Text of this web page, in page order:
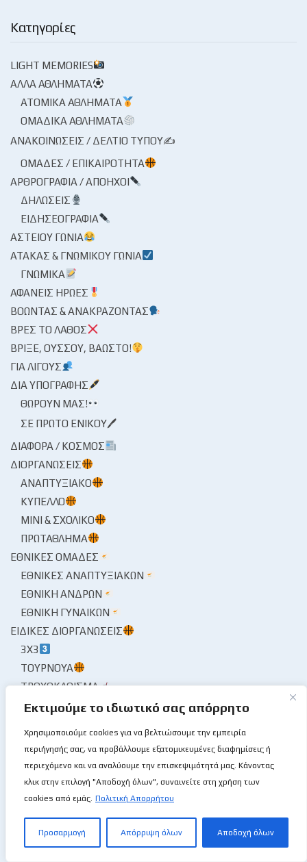
Εκτιμούμε το ιδιωτικό σας απόρρητο
Χρησιμοποιούμε cookies για να βελτιώσουμε την εμπειρία
περιήγησής σας, να προβάλλουμε εξατομικευμένες διαφημίσεις ή
περιεχόμενο και να αναλύουμε την επισκεψιμότητά μας. Κάνοντας
κλικ στην επιλογή "Αποδοχή όλων", συναινείτε στη χρήση των
cookies από εμάς. Πολιτική Απορρήτου
Προσαρμογή Απόρριψη όλων Αποδοχή όλων
Κατηγορίες
LIGHT MEMORIES
ΆΛΛΑ ΑΘΛΉΜΑΤΑ
ΑΤΟΜΙΚΆ ΑΘΛΉΜΑΤΑ
ΟΜΑΔΙΚΆ ΑΘΛΉΜΑΤΑ
ΑΝΑΚΟΙΝΏΣΕΙΣ / ΔΕΛΤΊΟ ΤΎΠΟΥ✍
ΟΜΆΔΕΣ / ΕΠΙΚΑΙΡΌΤΗΤΑ
ΑΡΘΡΟΓΡΑΦΊΑ / ΑΠΌΗΧΟΙ
ΔΗΛΏΣΕΙΣ
ΕΙΔΗΣΕΟΓΡΑΦΊΑ
ΑΣΤΕΊΟΥ ΓΩΝΊΑ
ΑΤΆΚΑΣ & ΓΝΩΜΙΚΟΎ ΓΩΝΊΑ
ΓΝΩΜΙΚΆ
ΑΦΑΝΕΊΣ ΉΡΩΕΣ
ΒΟΏΝΤΑΣ & ΑΝΑΚΡΆΖΟΝΤΑΣ
ΒΡΕΣ ΤΟ ΛΆΘΟΣ
ΒΡΊΞΕ, ΟΎΣΣΟΥ, ΒΆΩΣΤΟ!
ΓΙΑ ΛΊΓΟΥΣ
ΔΙΑ ΥΠΟΓΡΑΦΉΣ
ΘΩΡΟΎΝ ΜΑΣ!
ΣΕ ΠΡΏΤΟ ΕΝΙΚΟΎ🖊
ΔΙΆΦΟΡΑ / ΚΌΣΜΟΣ
ΔΙΟΡΓΑΝΏΣΕΙΣ
ΑΝΑΠΤΥΞΙΑΚΌ
ΚΎΠΕΛΛΟ
ΜΊΝΙ & ΣΧΟΛΙΚΌ
ΠΡΩΤΆΘΛΗΜΑ
ΕΘΝΙΚΈΣ ΟΜΆΔΕΣ
ΕΘΝΙΚΈΣ ΑΝΑΠΤΥΞΙΑΚΏΝ
ΕΘΝΙΚΉ ΑΝΔΡΏΝ
ΕΘΝΙΚΉ ΓΥΝΑΙΚΏΝ
ΕΙΔΙΚΈΣ ΔΙΟΡΓΑΝΏΣΕΙΣ
3X3
ΤΟΥΡΝΟΥΆ
ΤΡΟΧΟΚΆΘΙΣΜΑ
ΦΙΛΙΚΈΣ ΑΝΑΜΕΤΡΉΣΕΙΣ
ΕΚ ΤΟΥ ΜΗΔΕΝΌΣ
ΑΝΆΔΡΟΜΟΣ… ΜΆΡΙΟΣ!
ΕΚΤΌΣ ΕΜΒΈΛΕΙΑΣ
ΜΙΚΡΈΣ ΙΣΤΟΡΊΕΣ
ΕΚΔΗΛΏΣΕΙΣ / ΔΙΆΣΚΕΨΗ🎙
ΕΛΛΆΔΑ